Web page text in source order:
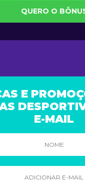
QUERO O
E
E-MAIL